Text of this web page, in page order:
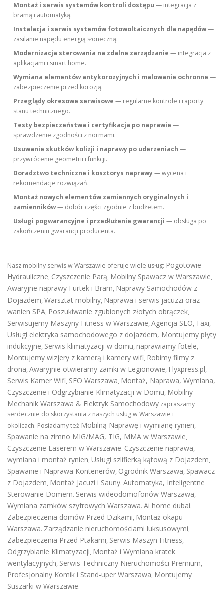
Montaż i serwis systemów kontroli dostępu — integracja z
bramą i automatyką.
Instalacja i serwis systemów fotowoltaicznych dla napędów—
zasilanie napędu energią słoneczną.
Modernizacja sterowania na zdalne zarządzanie — integracja z
aplikacjami i smart home.
Wymiana elementów antykorozyjnych i malowanie ochronne —
zabezpieczenie przed korozją.
Przeglądy okresowe serwisowe — regularne kontrole i raporty
stanu technicznego.
Testy bezpieczeństwa i certyfikacja po naprawie —
sprawdzenie zgodności z normami.
Usuwanie skutków kolizji i naprawy po uderzeniach —
przywrócenie geometrii i funkcji.
Doradztwo techniczne i kosztorys naprawy— wycena i
rekomendacje rozwiązań.
Montaż nowych elementów zamiennych oryginalnych i
zamienników— dobór części zgodnie z budżetem.
Usługi pogwarancyjne i przedłużenie gwarancji — obsługa po
zakończeniu gwarancji producenta.
Nasz mobilny serwis w Warszawie oferuje wiele usług: Pogotowie
Hydrauliczne, Czyszczenie Parą, Mobilny Spawacz w Warszawie,
Awaryjne naprawy Furtek i Bram, Naprawy Samochodów z
Dojazdem, Warsztat mobilny, Naprawa i serwis jacuzzi oraz
wanien SPA, Poszukiwanie zgubionych złotych obrączek,
Serwisujemy Maszyny Fitness w Warszawie, Agencja SEO, Taxi,
Usługi elektryka samochodowego z dojazdem, Montujemy płyty
indukcyjne, Serwis klimatyzacji w domu, naprawiamy fotele,
Montujemy wizjery z kamerą i kamery wifi, Robimy filmy z
drona, Awaryjnie otwieramy zamki w Legionowie, Flyxpress.pl,
Serwis Kamer Wifi, SEO Warszawa, Montaż, Naprawa, Wymiana,
Czyszczenie i Odgrzybianie Klimatyzacji w Domu, Mobilny
Mechanik Warszawa & Elektryk Samochodowy zapraszamy
serdecznie do skorzystania z naszych usług w Warszawie i
okolicach. Posiadamy też Mobilną Naprawę i wymianę rynien,
Spawanie na zimno MIG/MAG, TIG, MMA w Warszawie,
Czyszczenie Laserem w Warszawie. Czyszczenie naprawa,
wymiana i montaż rynien, Usługi szlifierką kątową z Dojazdem,
Spawanie i Naprawa Kontenerów, Ogrodnik Warszawa, Spawacz
z Dojazdem, Montaż Jacuzi i Sauny. Automatyka, Inteligentne
Sterowanie Domem. Serwis wideodomofonów Warszawa,
Wymiana zamków szyfrowych Warszawa. Ai home dubai.
Zabezpieczenia domów Przed Dzikami, Montaż okapu
Warszawa. Zarządzanie nieruchomościami luksusowymi,
Zabezpieczenia Przed Ptakami, Serwis Maszyn Fitness,
Odgrzybianie Klimatyzacji, Montaż i Wymiana kratek
wentylacyjnych, Serwis Techniczny Nieruchomości Premium,
Profesjonalny Komik i Stand-uper Warszawa, Montujemy
Suszarki w Warszawie.